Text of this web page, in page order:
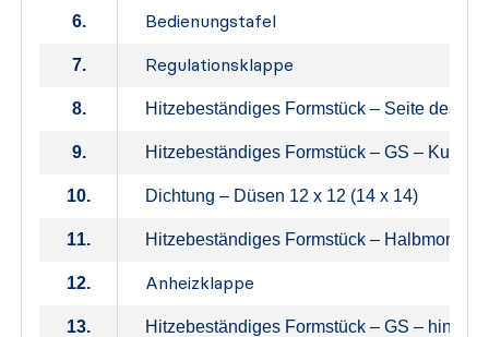
6. Bedienungstafel
7. Regulationsklappe
8. Hitzebeständiges Formstück – Seite des
9. Hitzebeständiges Formstück – GS –
10. Dichtung – Düsen 12 x 12 (14 x 14)
11. Hitzebeständiges Formstück – Halbmond
12. Anheizklappe
13. Hitzebeständiges Formstück – GS –